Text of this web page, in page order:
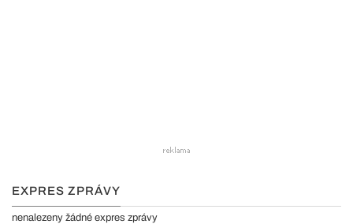
EXPRES ZPRÁVY
nenalezeny žádné expres zprávy